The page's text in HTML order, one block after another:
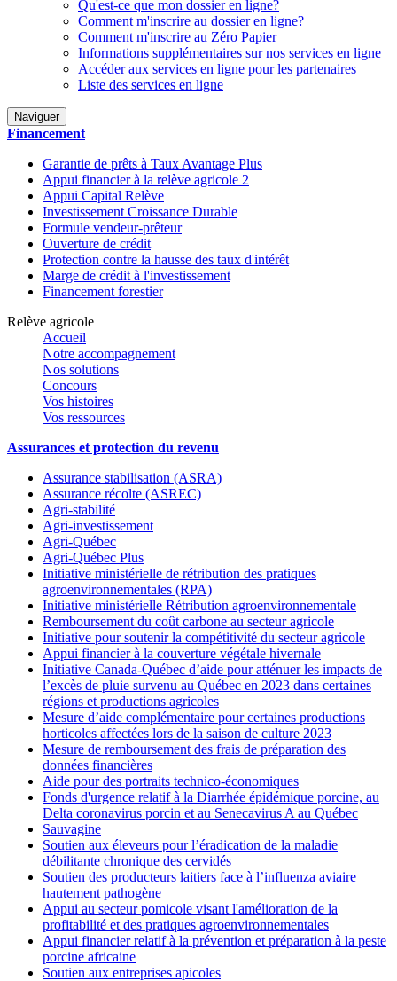
Qu'est-ce que mon dossier en ligne?
Comment m'inscrire au dossier en ligne?
Comment m'inscrire au Zéro Papier
Informations supplémentaires sur nos services en ligne
Accéder aux services en ligne pour les partenaires
Liste des services en ligne
Naviguer
Financement
Garantie de prêts à Taux Avantage Plus
Appui financier à la relève agricole 2
Appui Capital Relève
Investissement Croissance Durable
Formule vendeur-prêteur
Ouverture de crédit
Protection contre la hausse des taux d'intérêt
Marge de crédit à l'investissement
Financement forestier
Relève agricole
Accueil
Notre accompagnement
Nos solutions
Concours
Vos histoires
Vos ressources
Assurances et protection du revenu
Assurance stabilisation (ASRA)
Assurance récolte (ASREC)
Agri-stabilité
Agri-investissement
Agri-Québec
Agri-Québec Plus
Initiative ministérielle de rétribution des pratiques
agroenvironnementales (RPA)
Initiative ministérielle Rétribution agroenvironnementale
Remboursement du coût carbone au secteur agricole
Initiative pour soutenir la compétitivité du secteur agricole
Appui financier à la couverture végétale hivernale
Initiative Canada-Québec d’aide pour atténuer les impacts de
l’excès de pluie survenu au Québec en 2023 dans certaines
régions et productions agricoles
Mesure d’aide complémentaire pour certaines productions
horticoles affectées lors de la saison de culture 2023
Mesure de remboursement des frais de préparation des
données financières
Aide pour des portraits technico-économiques
Fonds d'urgence relatif à la Diarrhée épidémique porcine, au
Delta coronavirus porcin et au Senecavirus A au Québec
Sauvagine
Soutien aux éleveurs pour l’éradication de la maladie
débilitante chronique des cervidés
Soutien des producteurs laitiers face à l’influenza aviaire
hautement pathogène
Appui au secteur pomicole visant l'amélioration de la
profitabilité et des pratiques agroenvironnementales
Appui financier relatif à la prévention et préparation à la peste
porcine africaine
Soutien aux entreprises apicoles